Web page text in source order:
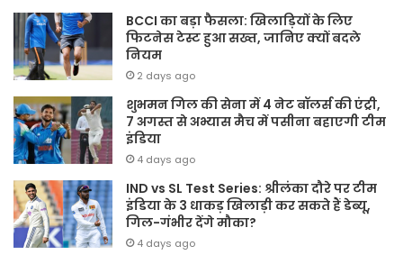
BCCI का बड़ा फैसला: खिलाड़ियों के लिए
फिटनेस टेस्ट हुआ सख्त, जानिए क्यों बदले
नियम
2 days ago
शुभमन गिल की सेना में 4 नेट बॉलर्स की एंट्री,
7 अगस्त से अभ्यास मैच में पसीना बहाएगी टीम
इंडिया
4 days ago
IND vs SL Test Series: श्रीलंका दौरे पर टीम
इंडिया के 3 धाकड़ खिलाड़ी कर सकते हैं डेब्यू,
गिल-गंभीर देंगे मौका?
4 days ago